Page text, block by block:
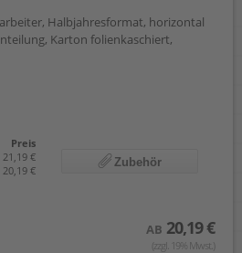
Halbjahresformat, horizontal
Karton folienkaschiert,
Preis
21,19 €
20,19 €
Zubehör
AB 20,19 €
(zzgl. 19% Mwst.)